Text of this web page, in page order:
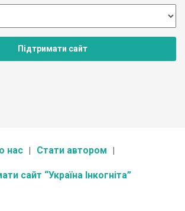
Підтримати сайт
нас Стати автором
сайт “Україна Інкогніта”